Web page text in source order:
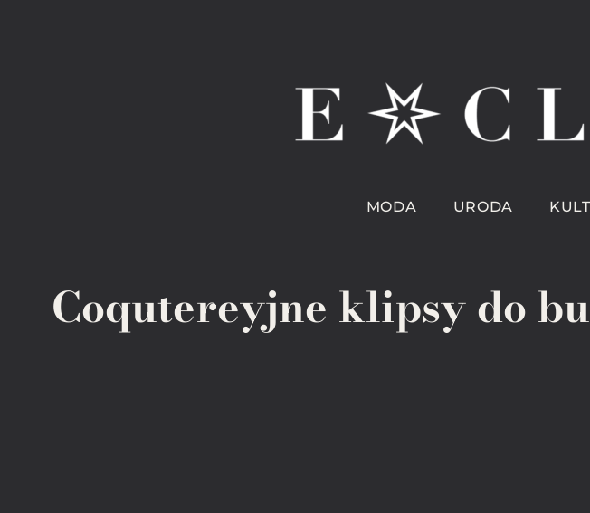
MODA URODA
Coqutereyjne klipsy do